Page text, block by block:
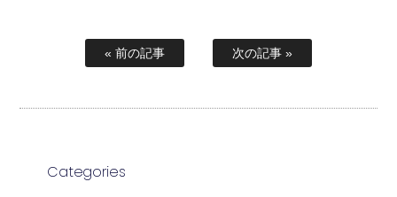
« 前の記事 次の記事 »
Categories